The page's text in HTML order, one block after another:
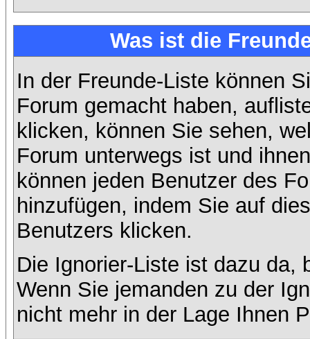
Was ist die
In der Freunde-Liste können
Forum gemacht haben,
klicken, können Sie sehen,
Forum unterwegs ist und
können jeden Benutzer des
hinzufügen, indem Sie auf
Benutzers klicken.
Die Ignorier-Liste ist dazu da,
Wenn Sie jemanden zu der
nicht mehr in der Lage Ihnen